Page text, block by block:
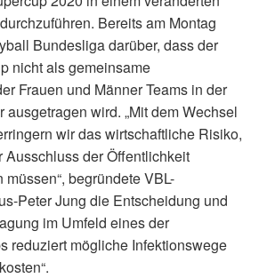
Bereits am Montag
Bundesliga darüber, dass der
nicht als gemeinsame
Frauen und Männer Teams in der
wird. „Mit dem Wechsel
wir das wirtschaftliche Risiko,
der Öffentlichkeit
begründete VBL-
Peter Jung die Entscheidung und
im Umfeld eines der
reduziert mögliche Infektionswege